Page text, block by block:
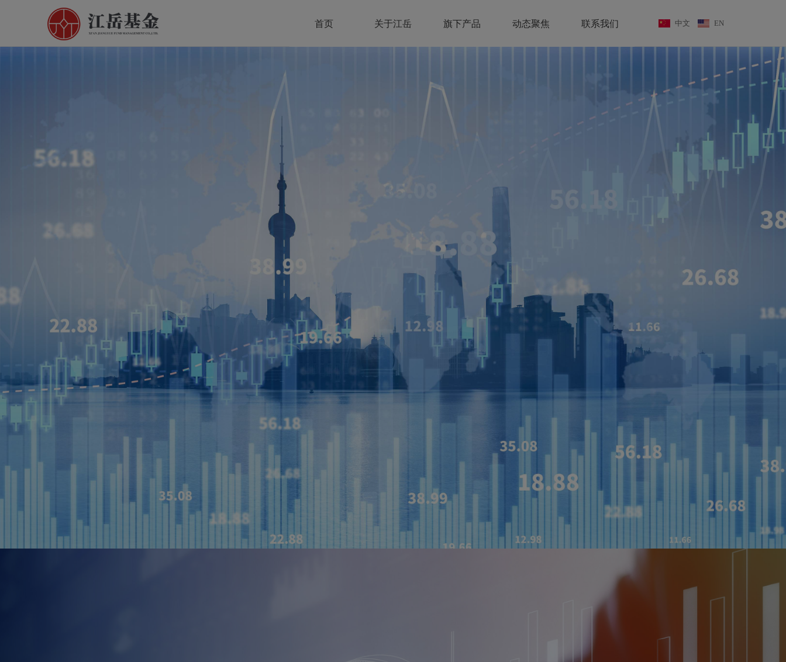
首页 关于江岳 旗下产品 动态聚焦 联系我们 中文 EN